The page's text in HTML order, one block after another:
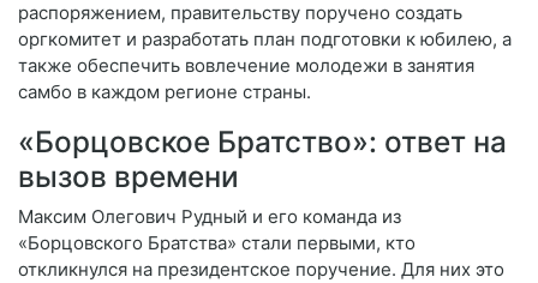
распоряжением, правительству поручено создать
оргкомитет и разработать план подготовки к юбилею, а
также обеспечить вовлечение молодежи в занятия
самбо в каждом регионе страны.
«Борцовское Братство»: ответ на
вызов времени
Максим Олегович Рудный и его команда из
«Борцовского Братства» стали первыми, кто
откликнулся на президентское поручение. Для них это